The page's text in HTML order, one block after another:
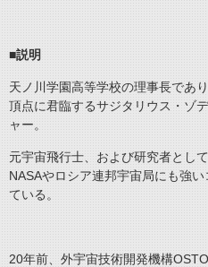
■説明
天ノ川学園高等学校の理事長であ
頂点に君臨するサジタリウス・ゾ
ャー。
元宇宙飛行士、および研究者とし
NASAやロシア連邦宇宙局にも強
ている。
20年前、外宇宙技術開発機構